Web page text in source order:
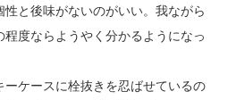
と後味がないのがいい。我ながら
度ならようやく分かるようになっ
ケースに栓抜きを忍ばせているの